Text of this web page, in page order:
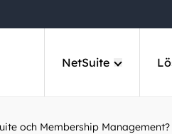
NetSuite
och Membership Management?